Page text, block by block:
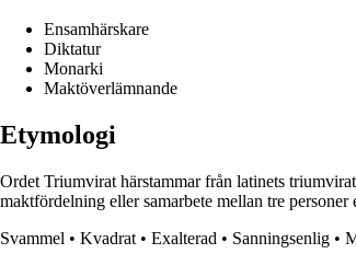
Ensamhärskare
Diktatur
Monarki
Maktöverlämnande
Etymologi
Ordet Triumvirat härstammar från latinets
maktfördelning eller samarbete mellan tre personer
Svammel • Kvadrat • Exalterad • Sanningsenlig •